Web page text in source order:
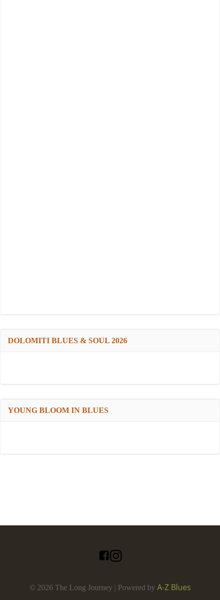
DOLOMITI BLUES & SOUL 2026
YOUNG BLOOM IN BLUES
© 2026 The Long Journey | Powered by A-Z Blues